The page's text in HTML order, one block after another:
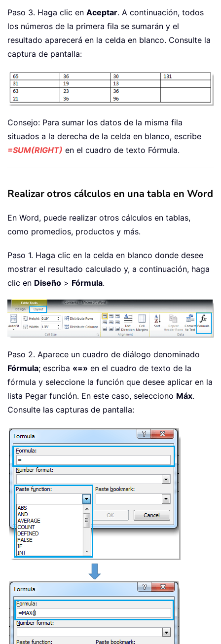
Paso 3. Haga clic en Aceptar. A continuación, todos
los números de la primera fila se sumarán y el
resultado aparecerá en la celda en blanco. Consulte la
captura de pantalla:
Consejo: Para sumar los datos de la misma fila
situados a la derecha de la celda en blanco, escribe
=SUM(RIGHT) en el cuadro de texto Fórmula.
Realizar otros cálculos en una tabla en Word
En Word, puede realizar otros cálculos en tablas,
como promedios, productos y más.
Paso 1. Haga clic en la celda en blanco donde desee
mostrar el resultado calculado y, a continuación, haga
clic en Diseño > Fórmula.
Paso 2. Aparece un cuadro de diálogo denominado
Fórmula; escriba «=» en el cuadro de texto de la
fórmula y seleccione la función que desee aplicar en la
lista Pegar función. En este caso, selecciono Máx.
Consulte las capturas de pantalla: